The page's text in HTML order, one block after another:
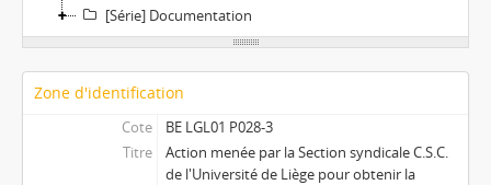
[Série] Documentation
Zone d'identification
Cote
BE LGL01 P028-3
Titre
Action menée par la Section syndicale C.S.C.
de l'Université de Liège pour obtenir la